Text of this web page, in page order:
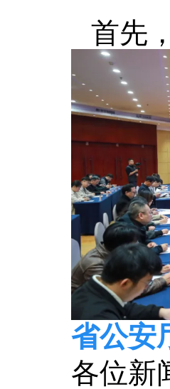
首先
省公安
各位新